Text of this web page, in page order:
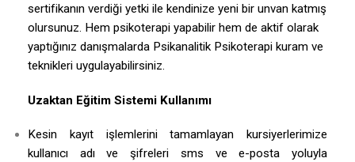
sertifikanın verdiği yetki ile kendinize yeni bir unvan katmış
olursunuz. Hem psikoterapi yapabilir hem de aktif olarak
yaptığınız danışmalarda Psikanalitik Psikoterapi kuram ve
teknikleri uygulayabilirsiniz.
Uzaktan Eğitim Sistemi Kullanımı
Kesin kayıt işlemlerini tamamlayan kursiyerlerimize
kullanıcı adı ve şifreleri sms ve e-posta yoluyla